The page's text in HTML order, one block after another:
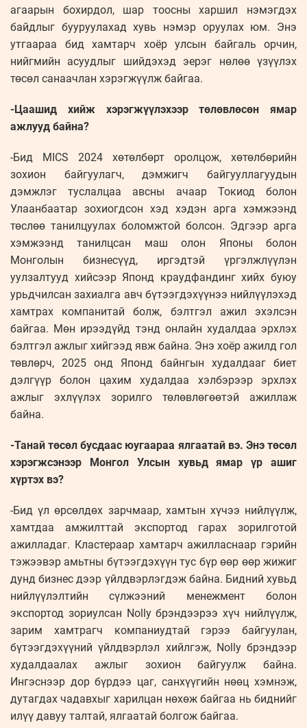
агаарын бохирдол, шар тоосны харшил нэмэгдэх
байдлыг бууруулахад хувь нэмэр оруулах юм. Энэ
утгаараа бид хамтарч хоёр улсын байгаль орчин,
нийгмийн асуудлыг шийдэхэд эерэг нөлөө үзүүлэх
төсөл санаачлан хэрэгжүүлж байгаа.
-Цаашид хийж хэрэгжүүлэхээр төлөвлөсөн ямар
ажлууд байна?
-Бид MICS 2024 хөтөлбөрт оролцож, хөтөлбөрийн
зохион байгуулагч, дэмжигч байгууллагуудын
дэмжлэг туслалцаа авсны ачаар Токиод болон
Улаанбаатар зохиогдсон хэд хэдэн арга хэмжээнд
төслөө танилцуулах боломжтой болсон. Эдгээр арга
хэмжээнд танилцсан маш олон Японы болон
Монголын бизнесүүд, иргэдтэй үргэлжлүүлэн
уулзалтууд хийсээр Японд краудфандинг хийх буюу
урьдчилсан захиалга авч бүтээгдэхүүнээ нийлүүлэхэд
хамтрах компанитай болж, бэлтгэл ажил эхэлсэн
байгаа. Мөн ирээдүйд тэнд онлайн худалдаа эрхлэх
бэлтгэл ажлыг хийгээд явж байна. Энэ хоёр ажилд гол
төвлөрч, 2025 онд Японд байнгын худалдааг биет
дэлгүүр болон цахим худалдаа хэлбэрээр эрхлэх
ажлыг эхлүүлэх зорилго төлөвлөгөөтэй ажиллаж
байна.
-Танай төсөл бусдаас юугаараа ялгаатай вэ. Энэ төсөл
хэрэгжсэнээр Монгол Улсын хувьд ямар үр ашиг
хүртэх вэ?
-Бид үл өрсөлдөх зарчмаар, хамтын хүчээ нийлүүлж,
хамтдаа амжилттай экспортод гарах зорилготой
ажилладаг. Кластераар хамтарч ажилласнаар гэрийн
тэжээвэр амьтны бүтээгдэхүүн тус бүр өөр өөр жижиг
дунд бизнес дээр үйлдвэрлэгдэж байна. Бидний хувьд
нийлүүлэлтийн сүлжээний менежмент болон
экспортод зориулсан Nolly брэндээрээ хүч нийлүүлж,
зарим хамтрагч компаниудтай гэрээ байгуулан,
бүтээгдэхүүний үйлдвэрлэл хийлгэж, Nolly брэндээр
худалдаалах ажлыг зохион байгуулж байна.
Ингэснээр дор бүрдээ цаг, санхүүгийн нөөц хэмнэж,
дутагдах чадавхыг харилцан нөхөж байгаа нь биднийг
илүү давуу талтай, ялгаатай болгож байгаа.